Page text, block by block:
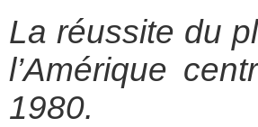
La réussite du
l’Amérique
1980.